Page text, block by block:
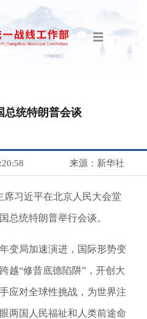
总统特朗普会谈
来源：新华社
席习近平在北京人民大会堂
总统特朗普举行会谈。
变局加速演进，国际形势变
越“修昔底德陷阱”，开创大
应对全球性挑战，为世界注
两国人民福祉和人类前途命